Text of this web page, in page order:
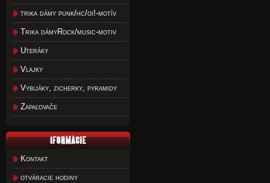
trika dámy punk/hc/oi!-motív
Trika dámyRock/music-motiv
Uteráky
Vlajky
Vybijáky, zicherky, pyramidy
Zapaľovače
Kontakt
otváracie hodiny